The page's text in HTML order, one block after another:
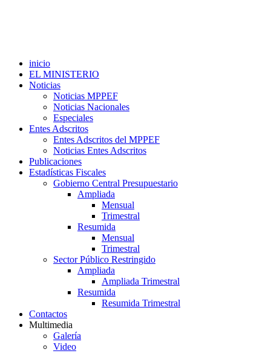
inicio
EL MINISTERIO
Noticias
Noticias MPPEF
Noticias Nacionales
Especiales
Entes Adscritos
Entes Adscritos del MPPEF
Noticias Entes Adscritos
Publicaciones
Estadísticas Fiscales
Gobierno Central Presupuestario
Ampliada
Mensual
Trimestral
Resumida
Mensual
Trimestral
Sector Público Restringido
Ampliada
Ampliada Trimestral
Resumida
Resumida Trimestral
Contactos
Multimedia
Galería
Video